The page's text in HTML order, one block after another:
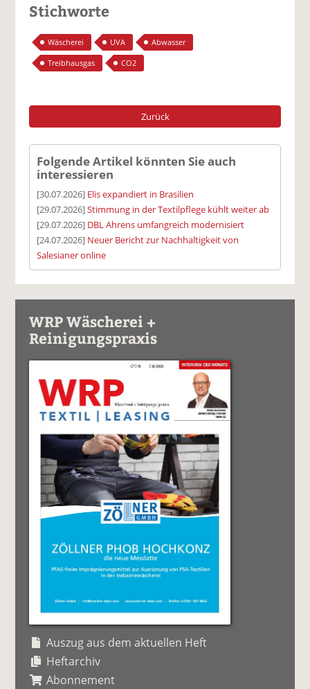
Stichworte
Wäscherei UVA
Abwasser
Treibhausgas
CO2
Zurück
Folgende Artikel könnten Sie auch
interessieren
[30.07.2026] Elis expandiert in Brasilien
[29.07.2026]Stimmung in der Textilpflege kühlt weiter ab
[29.07.2026] DBL Ahrens umfangreich modernisiert
[24.07.2026] Neuer Bericht zur Nachhaltigkeit von
Salesianer online
WRP Wäscherei +
Reinigungspraxis
Auszug aus dem aktuellen Heft
Heftarchiv
Abonnement